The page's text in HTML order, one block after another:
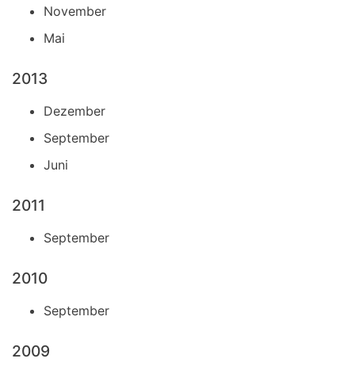
November
Mai
2013
Dezember
September
Juni
2011
September
2010
September
2009